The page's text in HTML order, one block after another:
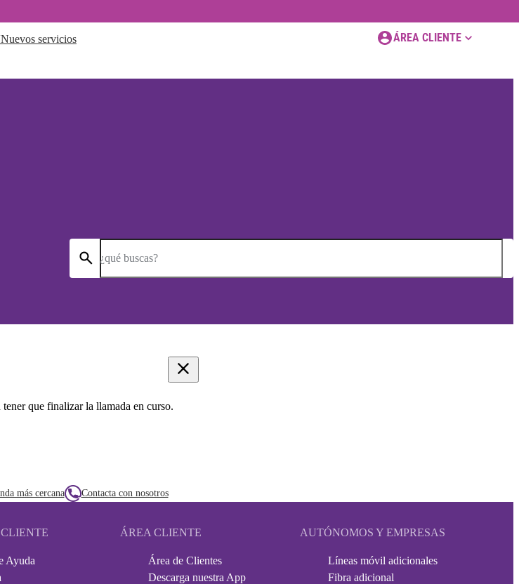
Nuevos servicios ÁREA CLIENTE
¿qué buscas?
que finalizar la llamada en curso.
más cercana Contacta con nosotros
Ayuda
ÁREA CLIENTE
Área de Clientes
Descarga nuestra App
AUTÓNOMOS Y EMPRESAS
Líneas móvil adicionales
Fibra adicional